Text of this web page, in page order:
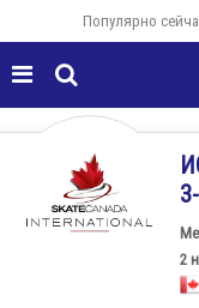
Популярно
 
2